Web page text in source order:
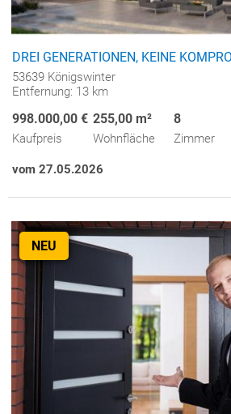
DREI GENERATIONEN, KEINE
53639 Königswinter
Entfernung: 13 km
998.000,00 €
Kaufpreis
255,00 m²
Wohnfläche
8
Zimmer
vom 27.05.2026
NEU